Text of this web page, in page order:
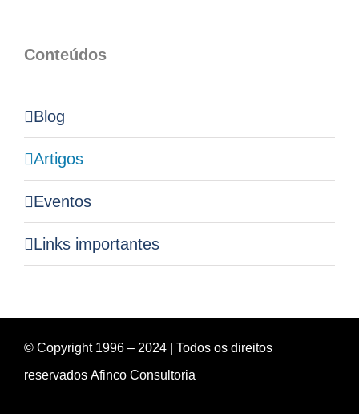
Conteúdos
Blog
Artigos
Eventos
Links importantes
© Copyright 1996 – 2024 | Todos os direitos
reservados Afinco Consultoria